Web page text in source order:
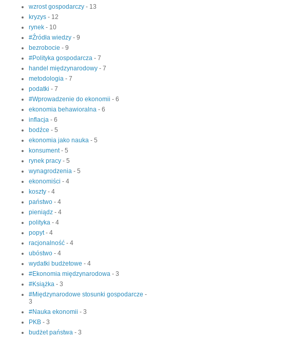
wzrost gospodarczy - 13
kryzys - 12
rynek - 10
#Źródła wiedzy - 9
bezrobocie - 9
#Polityka gospodarcza - 7
handel międzynarodowy - 7
metodologia - 7
podatki - 7
#Wprowadzenie do ekonomii - 6
ekonomia behawioralna - 6
inflacja - 6
bodźce - 5
ekonomia jako nauka - 5
konsument- 5
rynek pracy - 5
wynagrodzenia - 5
ekonomiści - 4
koszty - 4
państwo - 4
pieniądz - 4
polityka - 4
popyt- 4
racjonalność - 4
ubóstwo - 4
wydatki budżetowe - 4
#Ekonomia międzynarodowa - 3
#Książka - 3
#Międzynarodowe stosunki gospodarcze -
3
#Nauka ekonomii - 3
PKB - 3
budżet państwa - 3